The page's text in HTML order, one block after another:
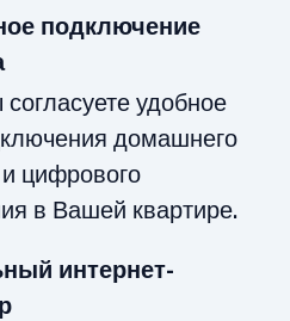
подключение
удобное
домашнего
цифрового
в Вашей квартире.
интернет-